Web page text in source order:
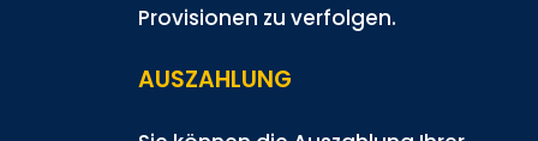
Provisionen zu verfolgen.
AUSZAHLUNG